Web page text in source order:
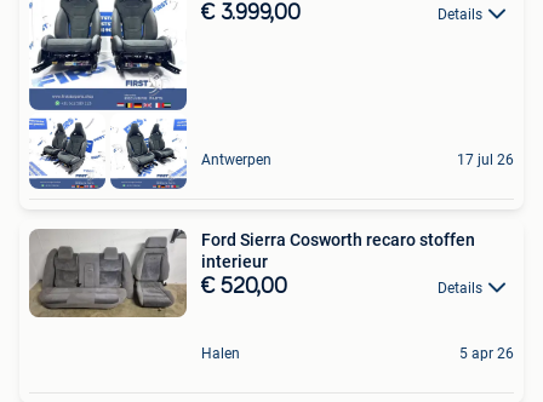
€ 3.999,00 Details
Antwerpen 17 jul 26
Ford Sierra Cosworth recaro stoffen
interieur
€ 520,00 Details
Halen 5 apr 26